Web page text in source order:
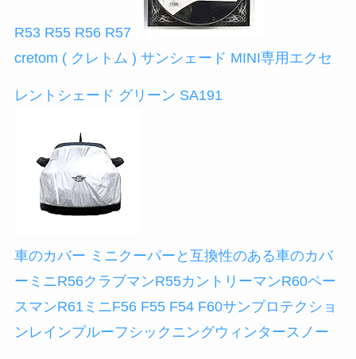
R53 R55 R56 R57
cretom ( クレトム ) サンシェード MINI専用エクセ
レントシェード グリーン SA191
車のカバー ミニクーパーと互換性のある車のカバ
ーミニR56クラブマンR55カントリーマンR60ペー
スマンR61ミニF56 F55 F54 F60サンプロテクショ
ンレインプルーフシックニングウィンタースノー